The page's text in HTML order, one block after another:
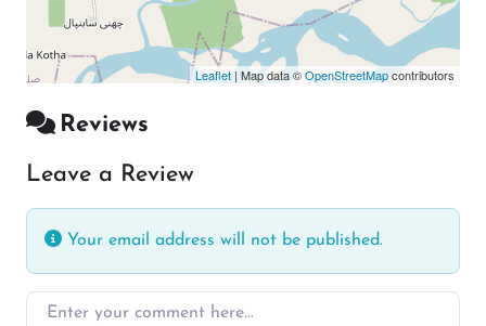
Leaflet | Map data ©OpenStreetMapcontributors
Reviews
Leave a Review
Your email address will not be published.
Enter your comment here…